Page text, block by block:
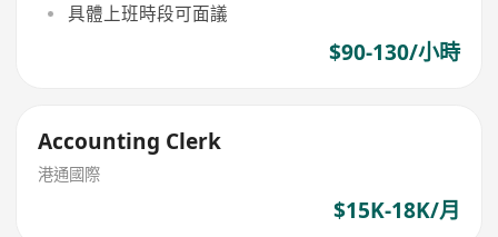
具體上班時段可面議
$90-130/小時
Accounting Clerk
港通國際
$15K-18K/月